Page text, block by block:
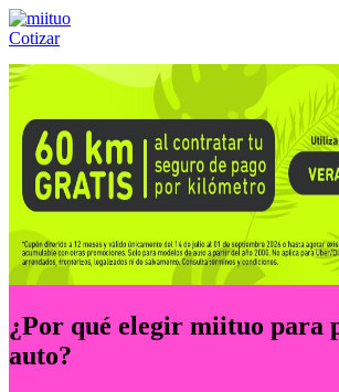
Cotizar
Llámanos al:(55) 84-21-05-00 ó
¿Por qué elegir miituo para
auto?